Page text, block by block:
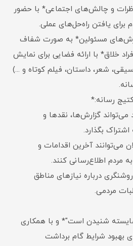
و چالش‌های اجتماعی* با حضور
برای یافتن راه‌حل‌های عملی.
خلاق* با ارائه فضایی برای نمایش
شعر، داستان، فیلم کوتاه و ...)
رسانه:*
گزارش‌ها، نقدها و
بگذارد.
می‌توانند آخرین اقدامات و
مردم اطلاع‌رسانی کنند.
درباره نیازهای مناطق
مردمی.
شنیدن است"* و با همکاری
بهبود شرایط گام برداشت